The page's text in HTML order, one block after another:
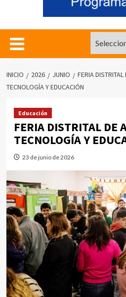
INICIO 2026 JUNIO
FERIA
TECNOLOGÍA Y EDUCACIÓN
Educación
FERIA DISTRITAL DE
TECNOLOGÍA Y
23 de junio de 2026